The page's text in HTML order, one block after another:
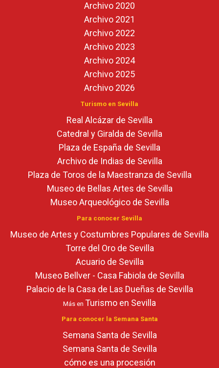
Archivo 2020
Archivo 2021
Archivo 2022
Archivo 2023
Archivo 2024
Archivo 2025
Archivo 2026
Turismo en Sevilla
Real Alcázar de Sevilla
Catedral y Giralda de Sevilla
Plaza de España de Sevilla
Archivo de Indias de Sevilla
Plaza de Toros de la Maestranza de Sevilla
Museo de Bellas Artes de Sevilla
Museo Arqueológico de Sevilla
Para conocer Sevilla
Museo de Artes y Costumbres Populares de Sevilla
Torre del Oro de Sevilla
Acuario de Sevilla
Museo Bellver - Casa Fabiola de Sevilla
Palacio de la Casa de Las Dueñas de Sevilla
Más en Turismo en Sevilla
Para conocer la Semana Santa
Semana Santa de Sevilla
Semana Santa de Sevilla
cómo es una procesión